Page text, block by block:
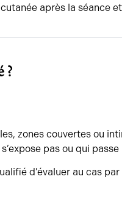
après la
?
zones couvertes ou
pas ou qui
d’évaluer au cas par